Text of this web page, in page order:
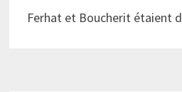
Ferhat et Boucherit étaient